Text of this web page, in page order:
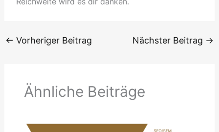
← Vorheriger Beitrag Nächster Beitrag →
Ähnliche Beiträge